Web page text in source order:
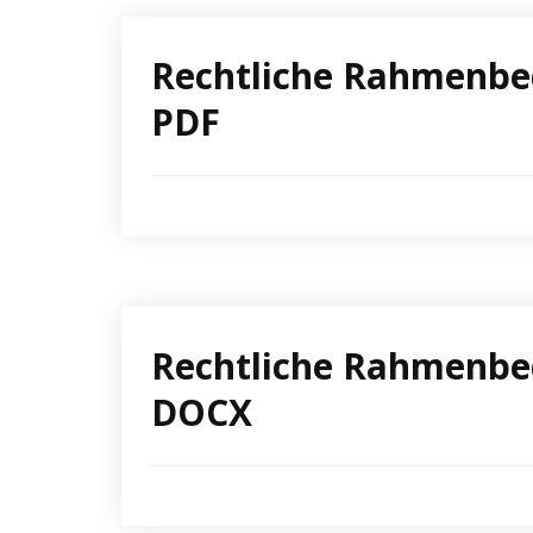
Rechtliche
PDF
Rechtliche
DOCX